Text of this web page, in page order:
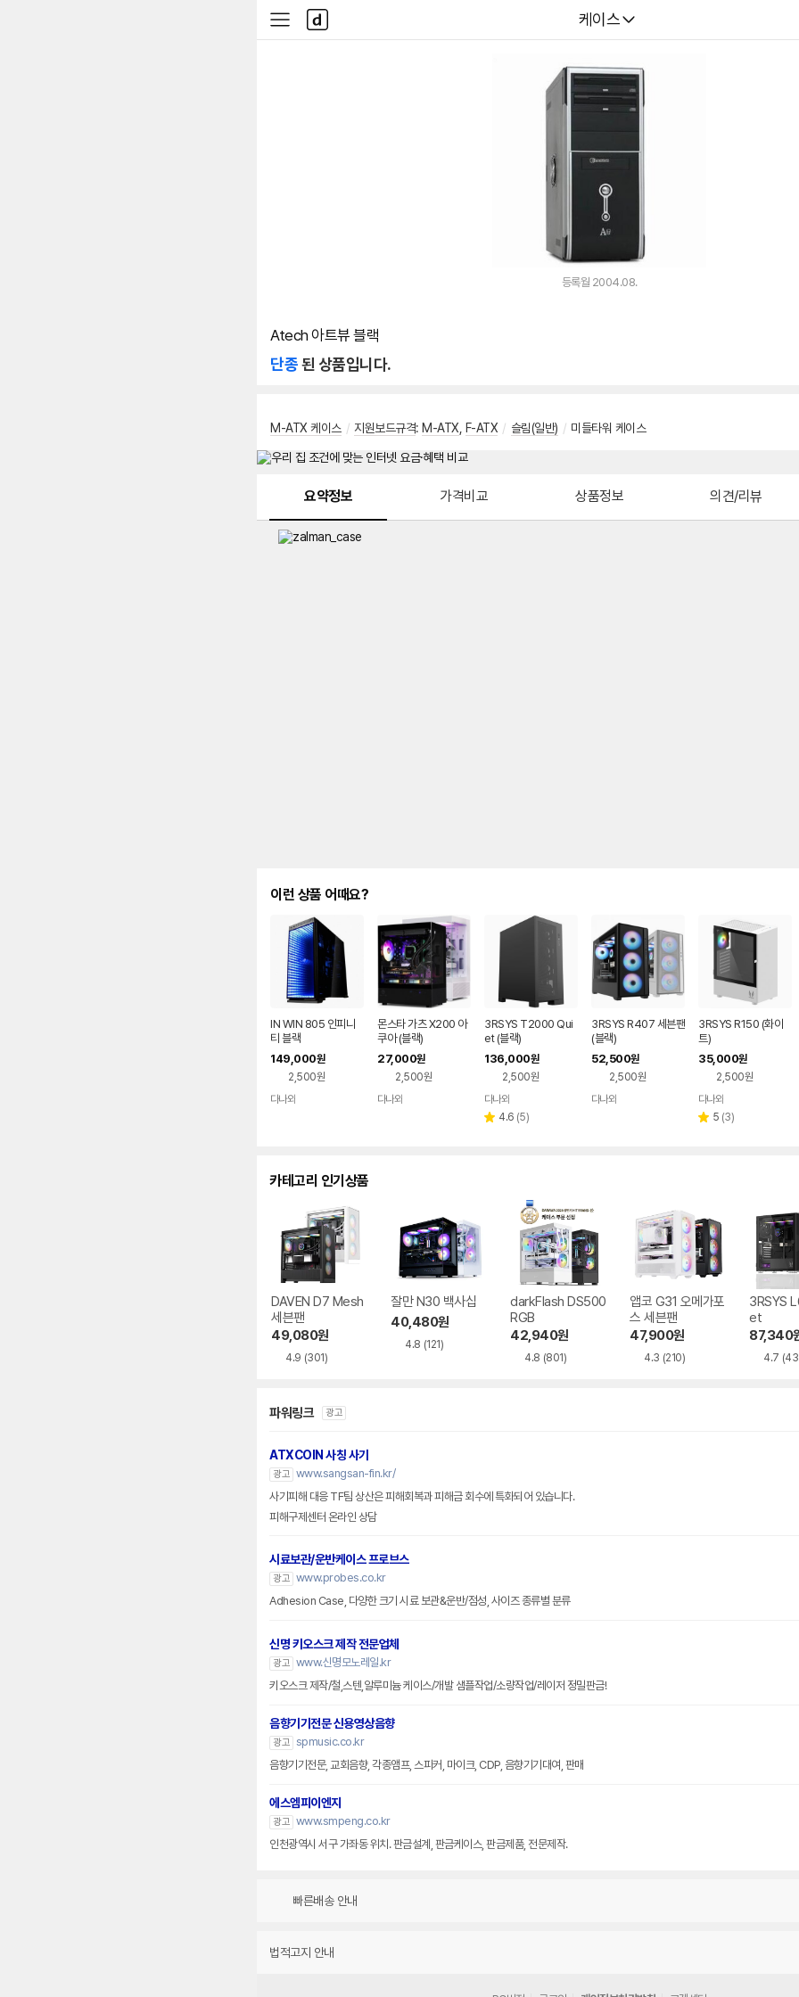
다나와
케이스
사
이
다
나
와
등록월 2004.08.
Atech 아트뷰 블랙
단종된 상품입니다.
M-ATX 케이스 / 지원보드규격: M-ATX F-ATX / 슬림(일반) / 미들타워 케이스
요약정보 가격비교 상품정보 의견/리뷰
이런 상품 어때요?
IN WIN 805 인피니
티 블랙
149,000원
2,500원
다나와
몬스타 가츠 X200 아
쿠아 (블랙)
27,000원
2,500원
다나와
3RSYS T2000 Qui
et (블랙)
136,000원
2,500원
페이
다나와
별 4.6 리
(5)
3RSYS R407 세븐팬
(블랙)
52,500원
2,500원
다나와
3RSYS R150 (화이
트)
35,000원
2,500원
페이
다나와
별 5 리
(3)
카테고리 인기상품
DAVEN D7 Mesh
세븐팬
49,080원
4.9 (301)
잘만 N30 백사십
40,480원
4.8 (121)
darkFlash DS500
RGB
42,940원
4.8 (801)
앱코 G31 오메가포
스 세븐팬
47,900원
4.3 (210)
3RSYS
et
87,340
4.7
파워링크 광고
ATXCOIN 사칭 사기
광고 www.sangsan-fin.kr/
사기피해 대응 TF팀 상산은 피해회복과 피해금 회수에 특화되어 있습니다.
피해구제센터 온라인 상담
시료보관/운반케이스 프로브스
광고 www.probes.co.kr
Adhesion Case, 다양한 크기 시료 보관&운반/점성, 사이즈 종류별 분류
신명 키오스크 제작 전문업체
광고 www.신명모노레일.kr
키오스크 제작/철,스텐,알루미늄 케이스/개발 샘플작업/소량작업/레이저 정밀판금!
음향기기전문 신용영상음향
광고 spmusic.co.kr
음향기기전문, 교회음향, 각종앰프, 스피커, 마이크, CDP, 음향기기대여, 판매
에스엠피이엔지
광고 www.smpeng.co.kr
인천광역시 서구 가좌동 위치. 판금설계, 판금케이스, 판금제품, 전문제작.
빠른배송 안내
법적고지 안내